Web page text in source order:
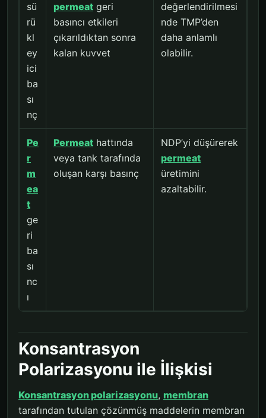
sü
rü
kl
ey
ici
ba
sı
nç
permeat geri
basıncı etkileri
çıkarıldıktan sonra
kalan kuvvet
değerlendirilmesi
nde TMP’den
daha anlamlı
olabilir.
Pe
r
m
ea
t
ge
ri
ba
sı
nc
ı
Permeat hattında
veya tank tarafında
oluşan karşı basınç
NDP’yi düşürerek
permeat
üretimini
azaltabilir.
Konsantrasyon
Polarizasyonu ile İlişkisi
Konsantrasyon polarizasyonu, membran
tarafından tutulan çözünmüş maddelerin membran